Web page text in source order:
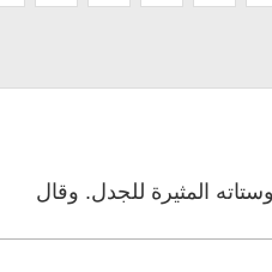
المثيرة للجدل. وقال